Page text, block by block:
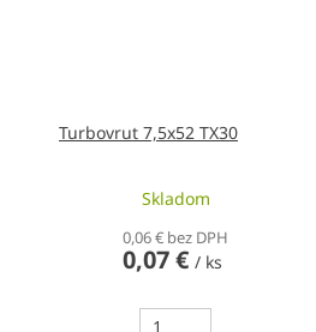
Turbovrut 7,5x52 TX30
Skladom
0,06 € bez DPH
0,07 € / ks